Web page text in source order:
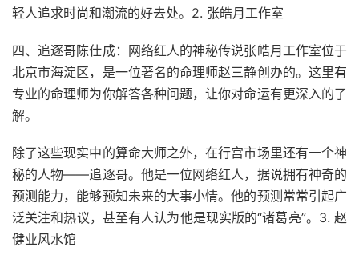
轻人追求时尚和潮流的好去处。2. 张皓月工作室
四、追逐哥陈仕成：网络红人的神秘传说张皓月工作室位于
北京市海淀区，是一位著名的命理师赵三静创办的。这里有
专业的命理师为你解答各种问题，让你对命运有更深入的了
解。
除了这些现实中的算命大师之外，在行宫市场里还有一个神
秘的人物——追逐哥。他是一位网络红人，据说拥有神奇的
预测能力，能够预知未来的大事小情。他的预测常常引起广
泛关注和热议，甚至有人认为他是现实版的“诸葛亮”。3. 赵
健业风水馆